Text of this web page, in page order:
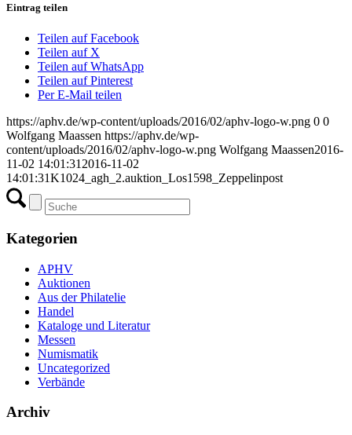
Eintrag teilen
Teilen auf Facebook
Teilen auf X
Teilen auf WhatsApp
Teilen auf Pinterest
Per E-Mail teilen
https://aphv.de/wp-content/uploads/2016/02/aphv-logo-w.png 0 0
Wolfgang Maassen https://aphv.de/wp-
content/uploads/2016/02/aphv-logo-w.png Wolfgang Maassen2016-
11-02 14:01:31 2016-11-02
14:01:31K1024_agh_2.auktion_Los1598_Zeppelinpost
Kategorien
APHV
Auktionen
Aus der Philatelie
Handel
Kataloge und Literatur
Messen
Numismatik
Uncategorized
Verbände
Archiv